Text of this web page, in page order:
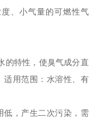
、小气量的可燃性气
的特性，使臭气成分直
适用范围：水溶性、有
低，产生二次污染，需